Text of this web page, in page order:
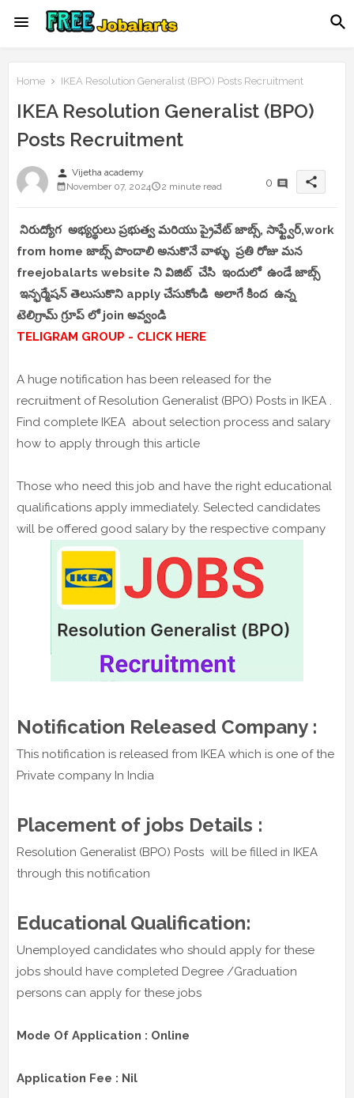
Home IKEA Resolution Generalist (BPO) Posts Recruitment
IKEA Resolution Generalist (BPO)
Posts Recruitment
person Vijetha academy
November 07, 2024
2 minute read 0 share
నిరుద్యోగ అభ్యర్థులు ప్రభుత్వ మరియు ప్రైవేట్ జాబ్స్, సాఫ్ట్వేర్,work
from home జాబ్స్ పొందాలి అనుకొనే వాళ్ళు ప్రతి రోజు మన
freejobalarts website ని విజిట్ చేసి ఇందులో ఉండే జాబ్స్
ఇన్ఫర్మేషన్ తెలుసుకొని apply చేసుకోండి అలాగే కింద ఉన్న
టెలిగ్రామ్ గ్రూప్ లో join అవ్వండి
TELIGRAM GROUP - CLICK HERE
A huge notification has been released for the
recruitment of Resolution Generalist (BPO) Posts in IKEA .
Find complete IKEA about selection process and salary
how to apply through this article
Those who need this job and have the right educational
qualifications apply immediately. Selected candidates
will be offered good salary by the respective company
Notification Released Company :
This notification is released from IKEA which is one of the
Private company In India
Placement of jobs Details :
Resolution Generalist (BPO) Posts will be filled in IKEA
through this notification
Educational Qualification:
Unemployed candidates who should apply for these
jobs should have completed Degree /Graduation
persons can apply for these jobs
Mode Of Application : Online
Application Fee : Nil